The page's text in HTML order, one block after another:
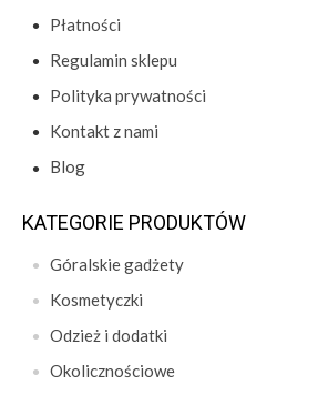
Płatności
Regulamin sklepu
Polityka prywatności
Kontakt z nami
Blog
KATEGORIE PRODUKTÓW
Góralskie gadżety
Kosmetyczki
Odzież i dodatki
Okolicznościowe